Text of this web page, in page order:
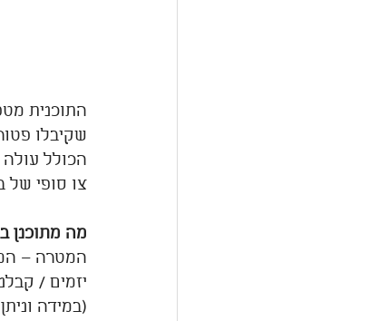
שקיבלו
צו סופי של
מה מתוכנן
המטרה –
יזמים /
(במידה